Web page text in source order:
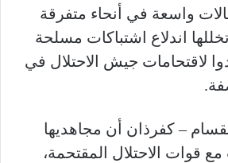
واسعة في أنحاء متفرقة
اندلاع اشتباكات مسلحة
لاقتحامات جيش الاحتلال في
– كفرذان أن مجاهديها
قوات الاحتلال المقتحمة،